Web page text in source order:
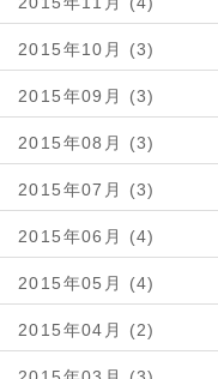
2015年10月 (3)
2015年09月 (3)
2015年08月 (3)
2015年07月 (3)
2015年06月 (4)
2015年05月 (4)
2015年04月 (2)